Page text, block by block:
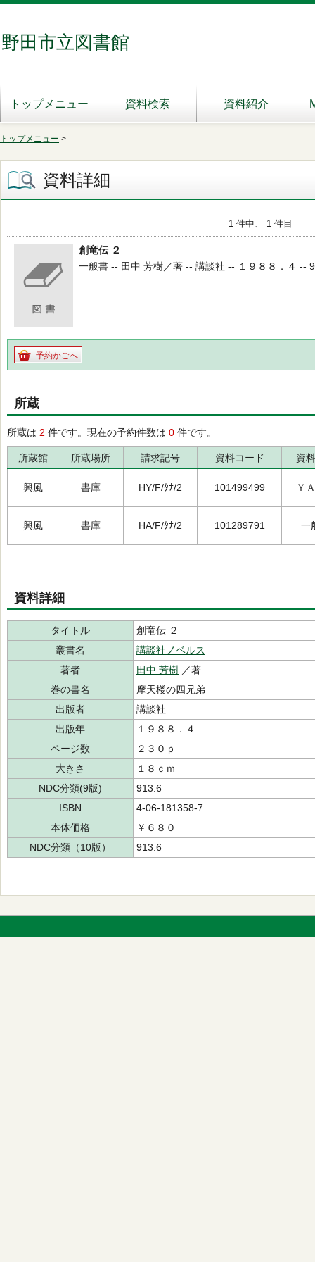
野田市立図書館
トップメニュー 資料検索 資料紹介
トップメニュー >
資料詳細
1 件中、 1 件目
創竜伝 ２
一般書 -- 田中 芳樹／著 -- 講談社 -- １９８８．４ --
予約かごへ
所蔵
所蔵は 2 件です。現在の予約件数は 0 件です。
所蔵館 所蔵場所 請求記号 資料コード 資
興風 書庫 HY/F/ﾀﾅ/2 101499499 Ｙ
興風 書庫 HA/F/ﾀﾅ/2 101289791 一
資料詳細
タイトル
創竜伝 ２
叢書名
講談社ノベルス
著者
田中 芳樹 ／著
巻の書名
摩天楼の四兄弟
出版者
講談社
出版年
１９８８．４
ページ数
２３０ｐ
大きさ
１８ｃｍ
NDC分類(9版)
913.6
ISBN
4-06-181358-7
本体価格
￥６８０
NDC分類（10版）
913.6